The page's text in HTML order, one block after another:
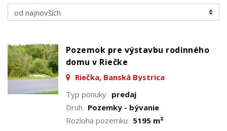
Pozemok pre výstavbu rodinného
domu v Riečke
Riečka, Banská Bystrica
Typ ponuky predaj
Druh Pozemky - bývanie
Rozloha pozemku 5195 m²